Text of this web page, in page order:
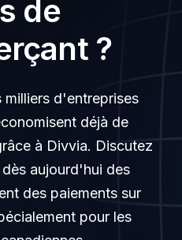
de
?
d'entreprises
déjà de
à Divvia. Discutez
aujourd'hui des
des paiements sur
pour les